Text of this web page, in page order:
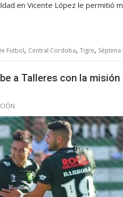
en Vicente López le permitió
Futbol, Central Cordoba, Tigre, Séptima
a Talleres con la